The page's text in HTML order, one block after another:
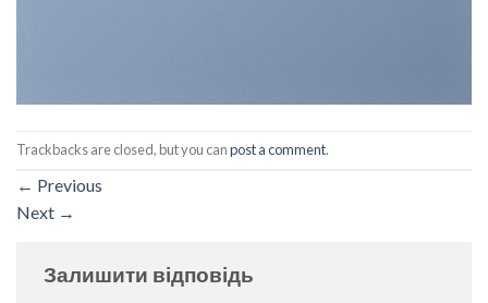
Trackbacks are closed, but you canpost a comment.
← Previous
Next →
Залишити відповідь